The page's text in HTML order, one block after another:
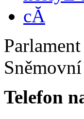
Telefon